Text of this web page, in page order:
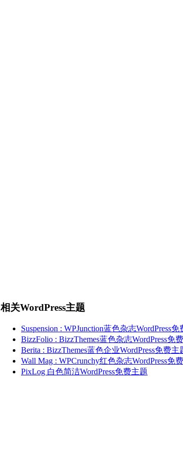
相关WordPress主题
Suspension : WPJunction蓝色杂志WordPress免
BizzFolio : BizzThemes蓝色杂志WordPress免
Berita : BizzThemes蓝色企业WordPress免费主
Wall Mag : WPCrunchy红色杂志WordPress免
PixLog 白色简洁WordPress免费主题